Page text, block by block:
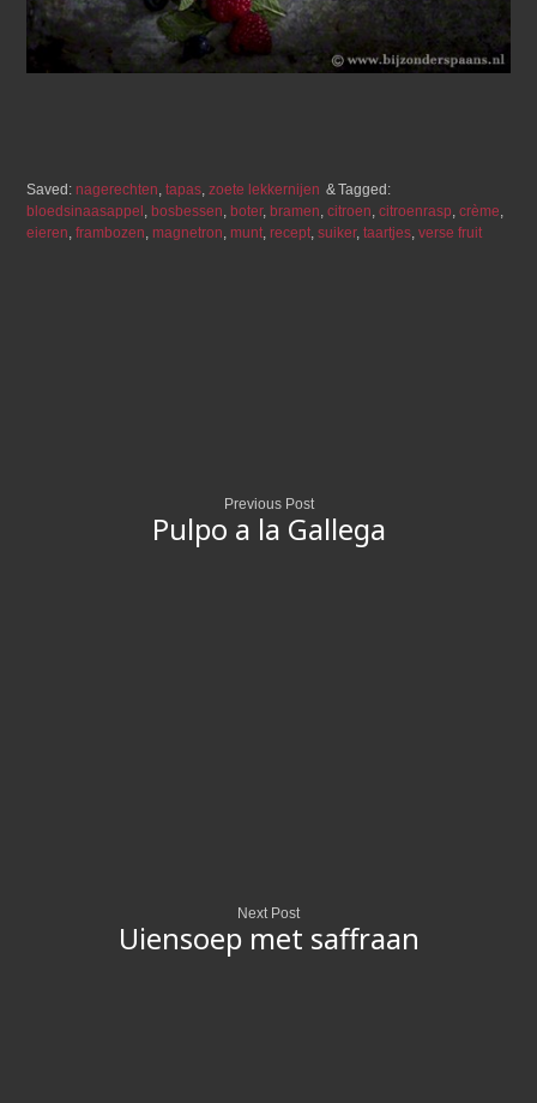
Saved: nagerechten ,tapas ,zoete lekkernijen
Tagged:
bloedsinaasappel ,bosbessen ,boter,bramen ,citroen ,citroenrasp ,crème
eieren ,frambozen magnetron munt ,recept ,suiker,taartjes ,verse fruit
Previous Post
Pulpo a la Gallega
Next Post
Uiensoep met saffraan